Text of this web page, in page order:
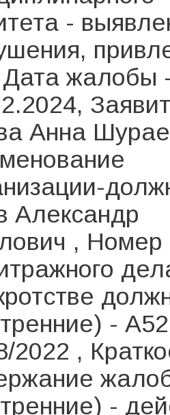
-
жалобы
Анна
Александр
, Номер
-
2022 ,
-